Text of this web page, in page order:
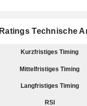
Ratings Technische
Kurzfristiges Timing
Mittelfristiges Timing
Langfristiges Timing
RSI